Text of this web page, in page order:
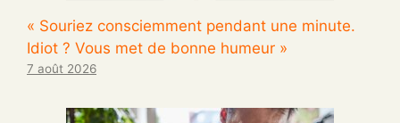
« Souriez consciemment pendant une minute.
Idiot ? Vous met de bonne humeur »
7 août 2026